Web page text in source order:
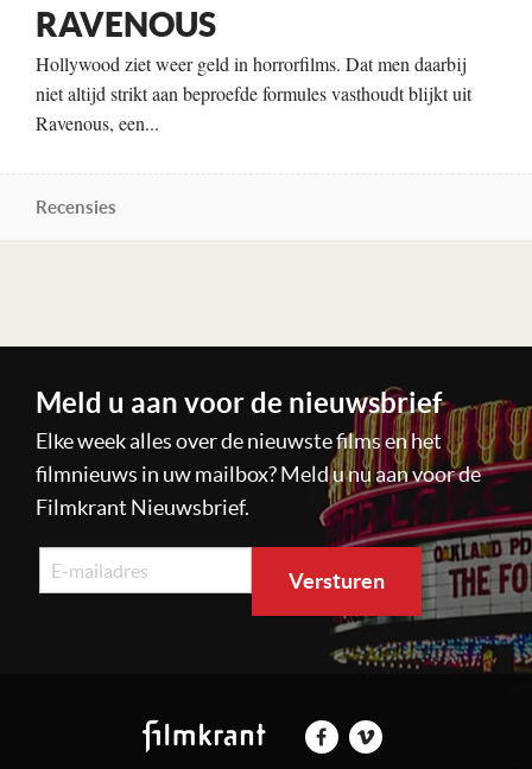
RAVENOUS
Hollywood ziet weer geld in horrorfilms. Dat men daarbij
niet altijd strikt aan beproefde formules vasthoudt blijkt uit
Ravenous, een...
Recensies
Meld u aan voor de nieuwsbrief
Elke week alles over de nieuwste films en het
filmnieuws in uw mailbox? Meld u nu aan voor de
Filmkrant Nieuwsbrief.